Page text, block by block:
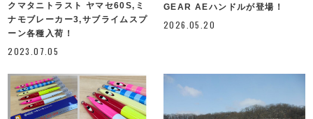
クマタニトラスト ヤマセ60S,ミ
ナモブレーカー3,サブライムスプ
ーン各種入荷！
2023.07.05
GEAR AEハンドルが登場！
2026.05.20